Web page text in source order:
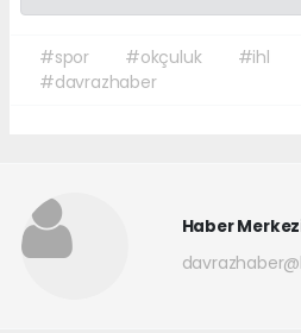
#spor #okçuluk #ihl
#davrazhaber
Haber